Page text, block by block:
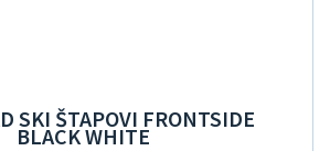
SKI ŠTAPOVI FRONTSIDE
BLACK WHITE